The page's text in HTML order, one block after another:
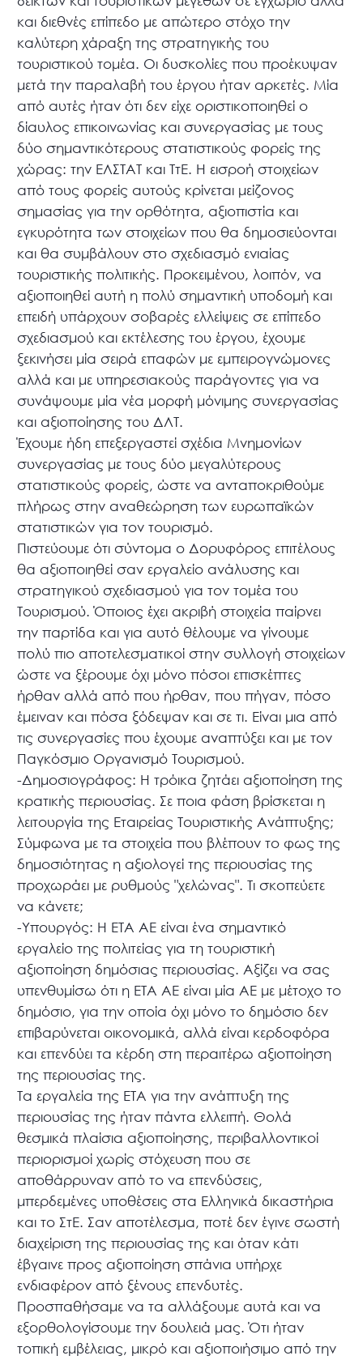
και διεθνές επίπεδο με απώτερο στόχο την
καλύτερη χάραξη της στρατηγικής του
τουριστικού τομέα. Οι δυσκολίες που προέκυψαν
μετά την παραλαβή του έργου ήταν αρκετές. Μία
από αυτές ήταν ότι δεν είχε οριστικοποιηθεί ο
δίαυλος επικοινωνίας και συνεργασίας με τους
δύο σημαντικότερους στατιστικούς φορείς της
χώρας: την ΕΛΣΤΑΤ και ΤτΕ. Η εισροή στοιχείων
από τους φορείς αυτούς κρίνεται μείζονος
σημασίας για την ορθότητα, αξιοπιστία και
εγκυρότητα των στοιχείων που θα δημοσιεύονται
και θα συμβάλουν στο σχεδιασμό ενιαίας
τουριστικής πολιτικής. Προκειμένου, λοιπόν, να
αξιοποιηθεί αυτή η πολύ σημαντική υποδομή και
επειδή υπάρχουν σοβαρές ελλείψεις σε επίπεδο
σχεδιασμού και εκτέλεσης του έργου, έχουμε
ξεκινήσει μία σειρά επαφών με εμπειρογνώμονες
αλλά και με υπηρεσιακούς παράγοντες για να
συνάψουμε μία νέα μορφή μόνιμης συνεργασίας
και αξιοποίησης του ΔΛΤ.
Έχουμε ήδη επεξεργαστεί σχέδια Μνημονίων
συνεργασίας με τους δύο μεγαλύτερους
στατιστικούς φορείς, ώστε να ανταποκριθούμε
πλήρως στην αναθεώρηση των ευρωπαϊκών
στατιστικών για τον τουρισμό.
Πιστεύουμε ότι σύντομα ο Δορυφόρος επιτέλους
θα αξιοποιηθεί σαν εργαλείο ανάλυσης και
στρατηγικού σχεδιασμού για τον τομέα του
Τουρισμού. Όποιος έχει ακριβή στοιχεία παίρνει
την παρτίδα και για αυτό θέλουμε να γίνουμε
πολύ πιο αποτελεσματικοί στην συλλογή στοιχείων
ώστε να ξέρουμε όχι μόνο πόσοι επισκέπτες
ήρθαν αλλά από που ήρθαν, που πήγαν, πόσο
έμειναν και πόσα ξόδεψαν και σε τι. Είναι μια από
τις συνεργασίες που έχουμε αναπτύξει και με τον
Παγκόσμιο Οργανισμό Τουρισμού.
-Δημοσιογράφος: Η τρόικα ζητάει αξιοποίηση της
κρατικής περιουσίας. Σε ποια φάση βρίσκεται η
λειτουργία της Εταιρείας Τουριστικής Ανάπτυξης;
Σύμφωνα με τα στοιχεία που βλέπουν το φως της
δημοσιότητας η αξιολογεί της περιουσίας της
προχωράει με ρυθμούς "χελώνας". Τι σκοπεύετε
να κάνετε;
-Υπουργός: Η ΕΤΑ ΑΕ είναι ένα σημαντικό
εργαλείο της πολιτείας για τη τουριστική
αξιοποίηση δημόσιας περιουσίας. Αξίζει να σας
υπενθυμίσω ότι η ΕΤΑ ΑΕ είναι μία ΑΕ με μέτοχο το
δημόσιο, για την οποία όχι μόνο το δημόσιο δεν
επιβαρύνεται οικονομικά, αλλά είναι κερδοφόρα
και επενδύει τα κέρδη στη περαιτέρω αξιοποίηση
της περιουσίας της.
Τα εργαλεία της ΕΤΑ για την ανάπτυξη της
περιουσίας της ήταν πάντα ελλειπή. Θολά
θεσμικά πλαίσια αξιοποίησης, περιβαλλοντικοί
περιορισμοί χωρίς στόχευση που σε
αποθάρρυναν από το να επενδύσεις,
μπερδεμένες υποθέσεις στα Ελληνικά δικαστήρια
και το ΣτΕ. Σαν αποτέλεσμα, ποτέ δεν έγινε σωστή
διαχείριση της περιουσίας της και όταν κάτι
έβγαινε προς αξιοποίηση σπάνια υπήρχε
ενδιαφέρον από ξένους επενδυτές.
Προσπαθήσαμε να τα αλλάξουμε αυτά και να
εξορθoλογίσουμε την δουλειά μας. Ότι ήταν
τοπική εμβέλειας, μικρό και αξιοποιήσιμο από την